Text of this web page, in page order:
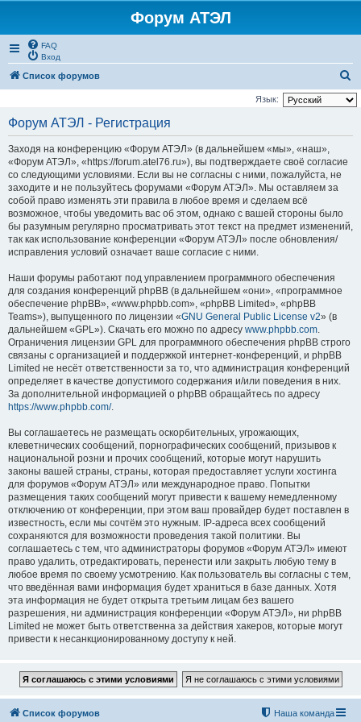
Форум АТЭЛ
FAQ
Вход
Список форумов
о
Язык:
Форум АТЭЛ - Регистрация
Заходя на конференцию «Форум АТЭЛ» (в дальнейшем «мы», «наш»,
«Форум АТЭЛ», «https://forum.atel76.ru»), вы подтверждаете своё согласие
со следующими условиями. Если вы не согласны с ними, пожалуйста, не
заходите и не пользуйтесь форумами «Форум АТЭЛ». Мы оставляем за
собой право изменять эти правила в любое время и сделаем всё
возможное, чтобы уведомить вас об этом, однако с вашей стороны было
бы разумным регулярно просматривать этот текст на предмет изменений,
так как использование конференции «Форум АТЭЛ» после обновления/
исправления условий означает ваше согласие с ними.
Наши форумы работают под управлением программного обеспечения
для создания конференций phpBB (в дальнейшем «они», «программное
обеспечение phpBB», «www.phpbb.com», «phpBB Limited», «phpBB
Teams»), выпущенного по лицензии «GNU General Public License v2» (в
дальнейшем «GPL»). Скачать его можно по адресу www.phpbb.com.
Ограничения лицензии GPL для программного обеспечения phpBB строго
связаны с организацией и поддержкой интернет-конференций, и phpBB
Limited не несёт ответственности за то, что администрация конференций
определяет в качестве допустимого содержания и/или поведения в них.
За дополнительной информацией о phpBB обращайтесь по адресу
https://www.phpbb.com/.
Вы соглашаетесь не размещать оскорбительных, угрожающих,
клеветнических сообщений, порнографических сообщений, призывов к
национальной розни и прочих сообщений, которые могут нарушить
законы вашей страны, страны, которая предоставляет услуги хостинга
для форумов «Форум АТЭЛ» или международное право. Попытки
размещения таких сообщений могут привести к вашему немедленному
отключению от конференции, при этом ваш провайдер будет поставлен в
известность, если мы сочтём это нужным. IP-адреса всех сообщений
сохраняются для возможности проведения такой политики. Вы
соглашаетесь с тем, что администраторы форумов «Форум АТЭЛ» имеют
право удалить, отредактировать, перенести или закрыть любую тему в
любое время по своему усмотрению. Как пользователь вы согласны с тем,
что введённая вами информация будет храниться в базе данных. Хотя
эта информация не будет открыта третьим лицам без вашего
разрешения, ни администрация конференции «Форум АТЭЛ», ни phpBB
Limited не может быть ответственна за действия хакеров, которые могут
привести к несанкционированному доступу к ней.
Список форумов Наша команда